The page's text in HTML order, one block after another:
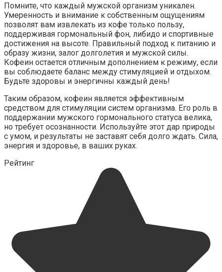
Помните, что каждый мужской организм уникален.
Умеренность и внимание к собственным ощущениям
позволят вам извлекать из кофе только пользу,
поддерживая гормональный фон, либидо и спортивные
достижения на высоте. Правильный подход к питанию и
образу жизни, залог долголетия и мужской силы.
Кофеин остается отличным дополнением к режиму, если
вы соблюдаете баланс между стимуляцией и отдыхом.
Будьте здоровы и энергичны каждый день!
Таким образом, кофеин является эффективным
средством для стимуляции систем организма. Его роль в
поддержании мужского гормонального статуса велика,
но требует осознанности. Используйте этот дар природы
с умом, и результаты не заставят себя долго ждать. Сила,
энергия и здоровье, в ваших руках.
Рейтинг